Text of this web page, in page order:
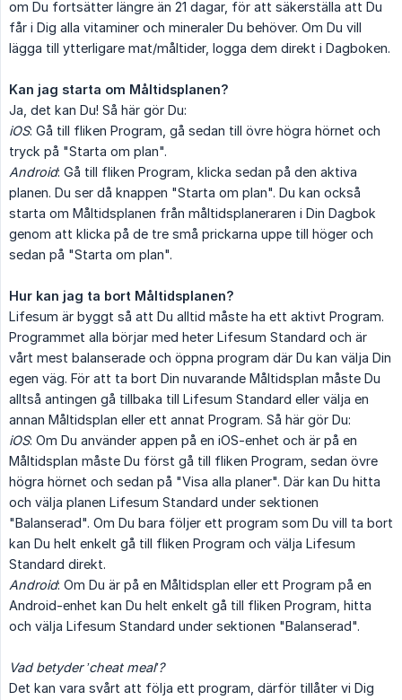
om Du fortsätter längre än 21 dagar, för att säkerställa att Du
får i Dig alla vitaminer och mineraler Du behöver. Om Du vill
lägga till ytterligare mat/måltider, logga dem direkt i Dagboken.
Kan jag starta om Måltidsplanen?
Ja, det kan Du! Så här gör Du:
iOS: Gå till fliken Program, gå sedan till övre högra hörnet och
tryck på "Starta om plan".
Android: Gå till fliken Program, klicka sedan på den aktiva
planen. Du ser då knappen "Starta om plan". Du kan också
starta om Måltidsplanen från måltidsplaneraren i Din Dagbok
genom att klicka på de tre små prickarna uppe till höger och
sedan på "Starta om plan".
Hur kan jag ta bort Måltidsplanen?
Lifesum är byggt så att Du alltid måste ha ett aktivt Program.
Programmet alla börjar med heter Lifesum Standard och är
vårt mest balanserade och öppna program där Du kan välja Din
egen väg. För att ta bort Din nuvarande Måltidsplan måste Du
alltså antingen gå tillbaka till Lifesum Standard eller välja en
annan Måltidsplan eller ett annat Program. Så här gör Du:
iOS: Om Du använder appen på en iOS-enhet och är på en
Måltidsplan måste Du först gå till fliken Program, sedan övre
högra hörnet och sedan på "Visa alla planer". Där kan Du hitta
och välja planen Lifesum Standard under sektionen
"Balanserad". Om Du bara följer ett program som Du vill ta bort
kan Du helt enkelt gå till fliken Program och välja Lifesum
Standard direkt.
Android: Om Du är på en Måltidsplan eller ett Program på en
Android-enhet kan Du helt enkelt gå till fliken Program, hitta
och välja Lifesum Standard under sektionen "Balanserad".
Vad betyder ’cheat meal’?
Det kan vara svårt att följa ett program, därför tillåter vi Dig